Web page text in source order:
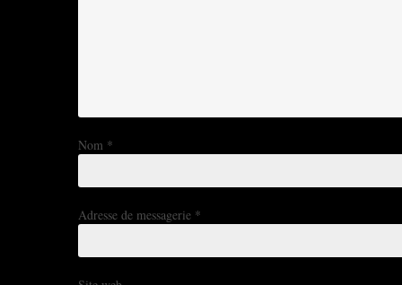
Nom *
Adresse de messagerie *